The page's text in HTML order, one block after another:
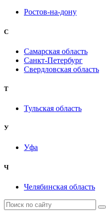
Ростов-на-дону
С
Самарская область
Санкт-Петербург
Свердловская область
Т
Тульская область
У
Уфа
Ч
Челябинская область